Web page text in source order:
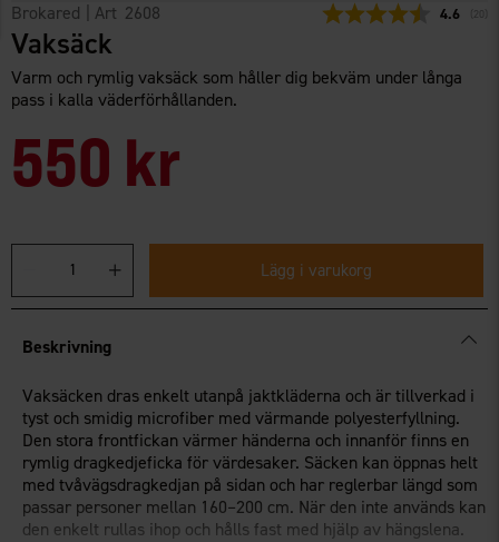
Brokared | Art 2608 4.6 20
Vaksäck
Varm och rymlig vaksäck som håller dig bekväm under långa
pass i kalla väderförhållanden.
550 kr
Lägg i varukorg
Beskrivning
Vaksäcken dras enkelt utanpå jaktkläderna och är tillverkad i
tyst och smidig microfiber med värmande polyesterfyllning.
Den stora frontfickan värmer händerna och innanför finns en
rymlig dragkedjeficka för värdesaker. Säcken kan öppnas helt
med tvåvägsdragkedjan på sidan och har reglerbar längd som
passar personer mellan 160–200 cm. När den inte används kan
den enkelt rullas ihop och hålls fast med hjälp av hängslena.